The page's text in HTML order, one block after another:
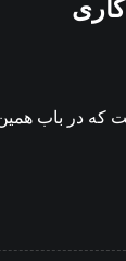
که در باب